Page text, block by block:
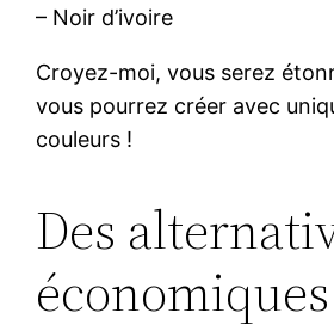
– Noir d’ivoire
Croyez-moi, vous serez
vous pourrez créer avec
couleurs !
Des
économiques